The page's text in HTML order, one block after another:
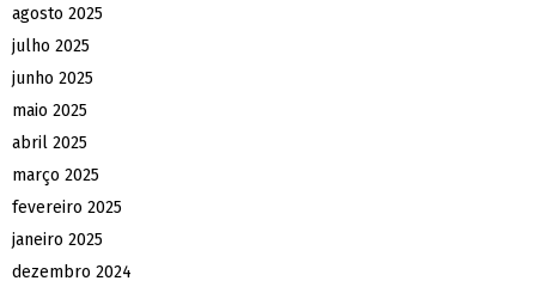
agosto 2025
julho 2025
junho 2025
maio 2025
abril 2025
março 2025
fevereiro 2025
janeiro 2025
dezembro 2024